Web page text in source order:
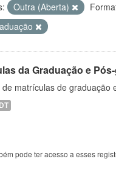
Outra (Aberta)
da Graduação e
de matrículas de graduação
pode ter acesso a esses